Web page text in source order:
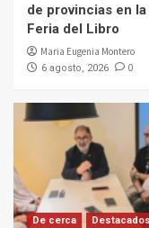
de provincias en la
Feria del Libro
Maria Eugenia Montero
6 agosto, 2026 0
De cerca Destacados